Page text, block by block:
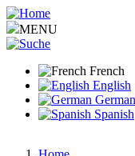
Aller
au
contenu
MENU
French
English
German
Spanish